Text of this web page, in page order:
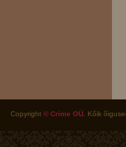
Copyright © Crime OÜ . Kõik